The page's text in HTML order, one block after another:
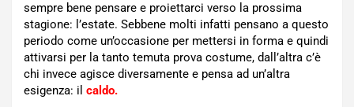
sempre bene pensare e proiettarci verso la prossima
stagione: l’estate. Sebbene molti infatti pensano a questo
periodo come un’occasione per mettersi in forma e quindi
attivarsi per la tanto temuta prova costume, dall’altra c’è
chi invece agisce diversamente e pensa ad un’altra
esigenza: il caldo.